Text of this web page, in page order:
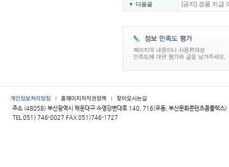
▼ 다음글 [공지] 경품 지급